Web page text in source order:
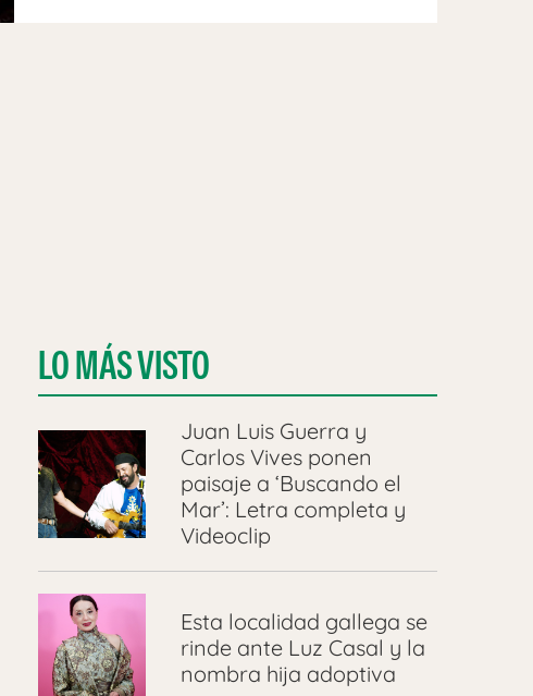
LO MÁS VISTO
Juan Luis Guerra y
Carlos Vives ponen
paisaje a ‘Buscando el
Mar’: Letra completa y
Videoclip
Esta localidad gallega se
rinde ante Luz Casal y la
nombra hija adoptiva